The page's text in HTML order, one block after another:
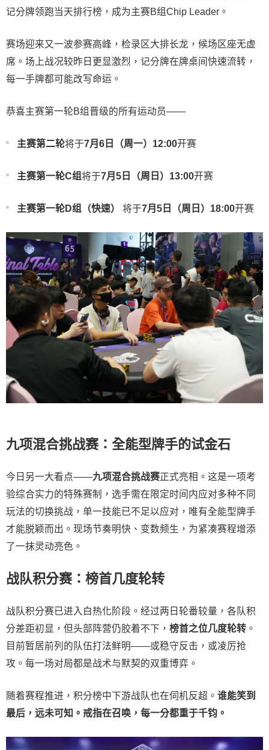
记分牌领跑当天排行榜，成为主赛B组Chip Leader。
赛场迎来又一波参赛高峰，检录区大排长龙，候场区座无虚
席。场上战况较昨日更显激烈，记分牌在牌桌间快速流转，
每一手牌都可能改写命运。
恭喜主赛第一轮B组晋级的所有运动员——
主赛第二轮将于7月6日（周一）12:00开赛
主赛第一轮C组将于7月5日（周日）13:00开赛
主赛第一轮D组（快速） 将于7月5日（周日）18:00开赛
九项混合挑战赛：全能型牌手的试金石
今日另一大看点——九项混合挑战赛正式亮相。这是一项考
验综合实力的特殊赛制，选手需在限定时间内应对多种不同
玩法的切换挑战，单一技能已不足以应对，唯有全能型牌手
才能脱颖而出。现场节奏明快、变数频生，为紧凑赛程增添
了一抹灵动亮色。
战队积分赛：榜首几度轮转
战队积分赛已进入白热化阶段。经过两日轮番较量，各队积
分差距初显，但头部阵营仍胶着不下， 榜首之位几度轮转 。
目前暂居前列的队伍打法鲜明——或稳守反击，或凌厉抢
攻。每一场对局都是战术与默契的双重博弈。
随着赛程推进，积分榜中下游战队也在伺机反超。 谁能笑到
最后，远未可知。戒指在召唤，每一分都重于千钧。